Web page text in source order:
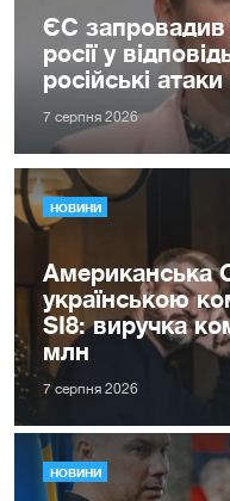
ЄС запровадив
росії у
російські атаки
7 серпня 2026
НОВИНИ
Американська
українською
SI8: виручка
млн
7 серпня 2026
НОВИНИ